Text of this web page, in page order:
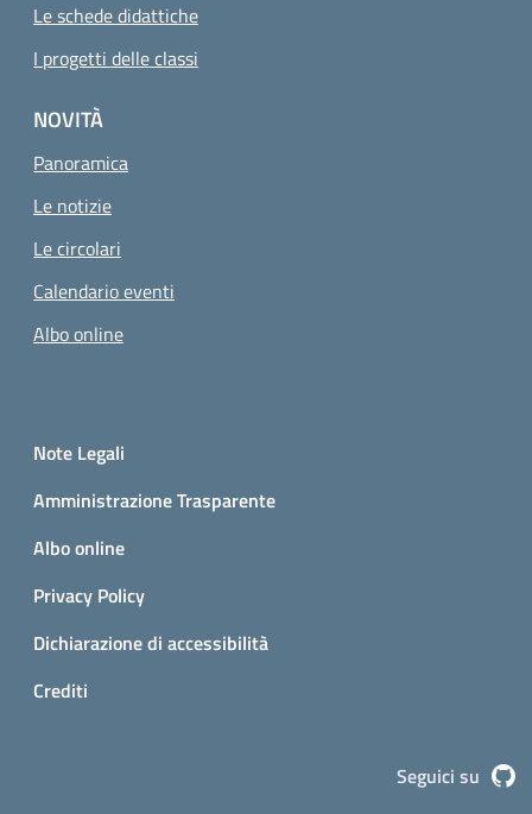
Le schede didattiche
I progetti delle classi
NOVITÀ
Panoramica
Le notizie
Le circolari
Calendario eventi
Albo online
Small prints
Note Legali
Amministrazione Trasparente
Albo online
Privacy Policy
Dichiarazione di accessibilità
Crediti
Seguici su